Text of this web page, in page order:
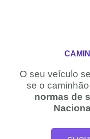
O seu veículo
se o
normas de